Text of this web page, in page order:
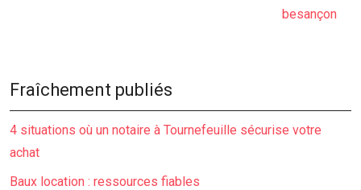
besançon
Fraîchement publiés
4 situations où un notaire à Tournefeuille sécurise votre
achat
Baux location : ressources fiables